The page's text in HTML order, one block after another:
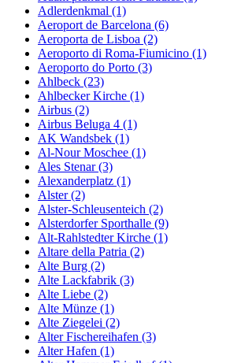
Adlerdenkmal (1)
Aeroport de Barcelona (6)
Aeroporta de Lisboa (2)
Aeroporto di Roma-Fiumicino (1)
Aeroporto do Porto (3)
Ahlbeck (23)
Ahlbecker Kirche (1)
Airbus (2)
Airbus Beluga 4 (1)
AK Wandsbek (1)
Al-Nour Moschee (1)
Ales Stenar (3)
Alexanderplatz (1)
Alster (2)
Alster-Schleusenteich (2)
Alsterdorfer Sporthalle (9)
Alt-Rahlstedter Kirche (1)
Altare della Patria (2)
Alte Burg (2)
Alte Lackfabrik (3)
Alte Liebe (2)
Alte Münze (1)
Alte Ziegelei (2)
Alter Fischereihafen (3)
Alter Hafen (1)